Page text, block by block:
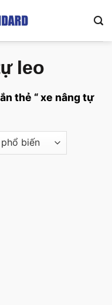
leo
thẻ “ xe nâng tự